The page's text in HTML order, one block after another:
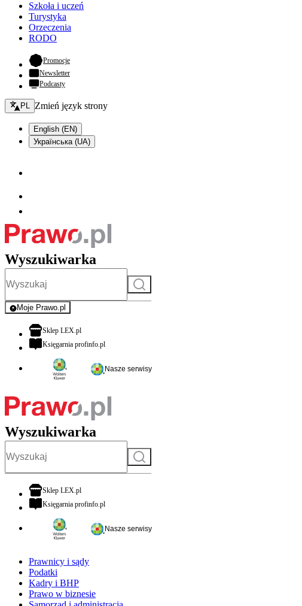
Szkoła i uczeń
Turystyka
Orzeczenia
RODO
Promocje- otwiera się w nowej karcie
Newsletter
Podcasty
Zmień język - bieżący:
PL Zmień język strony
English (EN)
Українська (UA)
Wyszukiwarka
Szukaj
Moje Prawo.pl
- rejestracja i logowanie do serwisu
Sklep LEX.plotwiera się w nowej karcie
Księgarnia profinfo.plotwiera się w nowej karcie
Nasze serwisy
Wyszukiwarka
Szukaj
Sklep LEX.plotwiera się w nowej karcie
Księgarnia profinfo.plotwiera się w nowej karcie
Nasze serwisy
Prawnicy i sądy
Podatki
Kadry i BHP
Prawo w biznesie